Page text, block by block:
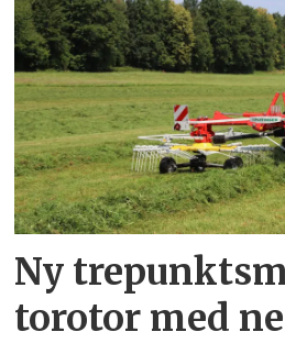
Ny
torotor med